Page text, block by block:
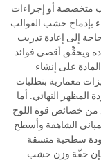
متخصصة أو إجراءات
بإدماج خشب القوالب
إلى إعادة تدريب
ويحقِّق أقصى فوائد
على إنشاء
معمارية بتطلبات
النهائي. أما
من خصائص قوة اللوح
الشاهقة وأسطح
جودة سطحية متسقة
فإن خفّة وزن خشب